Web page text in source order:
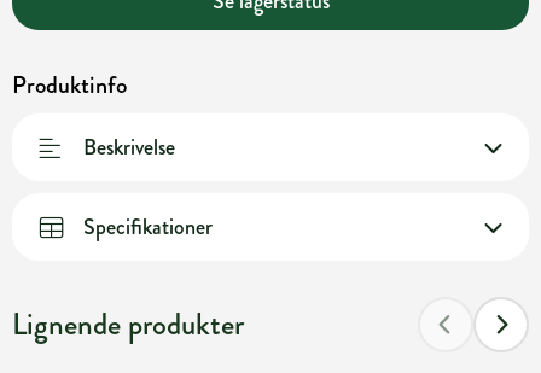
Produktinfo
Beskrivelse
Specifikationer
Lignende produkter